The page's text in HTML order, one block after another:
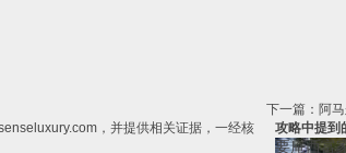
下一篇：阿
攻略中提到
要庵西富
，并提供相关证据，一经核